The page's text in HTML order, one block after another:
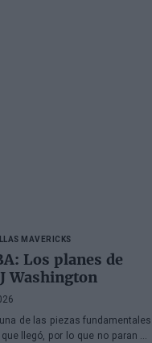
MAVERICKS
Los planes de
Washington
de las piezas fundamentales
llegó, por lo que no paran de